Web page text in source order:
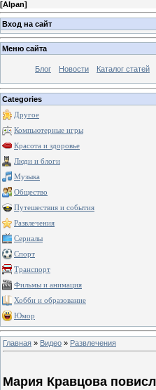
[Alpan]
Вход на сайт
Меню сайта
Блог Новости Каталог статей
Categories
Другое
Компьютерные игры
Красота и здоровье
Люди и блоги
Музыка
Общество
Путешествия и события
Развлечения
Сериалы
Спорт
Транспорт
Фильмы и анимация
Хобби и образование
Юмор
Главная » Видео » Развлечения
Мария Кравцова